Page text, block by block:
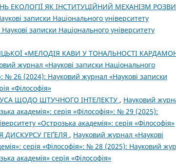
ЕКОЛОГІЇ ЯК ІНСТИТУЦІЙНИЙ МЕХАНІЗМ
записки Національного університету
записки Національного університету
«МЕЛОДІЯ КАВИ У ТОНАЛЬНОСТІ
журнал «Наукові записки Національного
№ 26 (2024): Науковий журнал «Наукові записки
«Філософія»
ЩОДО ШТУЧНОГО ІНТЕЛЕКТУ , Науковий
академія»: серія «Філософія»: № 29 (2025):
«Острозька академія»: серія «Філософія»
ДИСКУРСУ ГЕҐЕЛЯ , Науковий журнал «Наукові
серія «Філософія»: № 28 (2025): Науковий
академія» серія «Філософія»